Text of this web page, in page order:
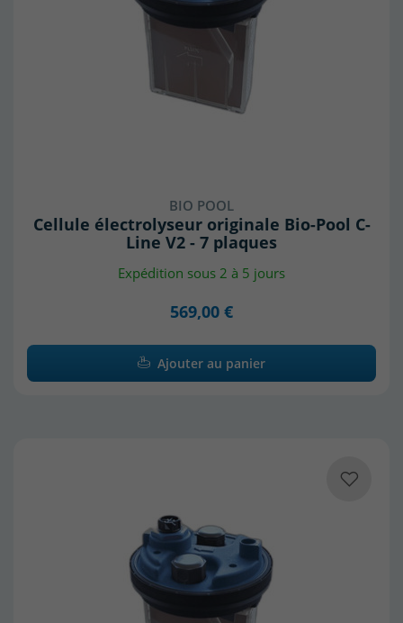
BIO POOL
Cellule électrolyseur originale Bio-Pool C-
Line V2 - 7 plaques
Expédition sous 2 à 5 jours
569,00 €
Ajouter au panier